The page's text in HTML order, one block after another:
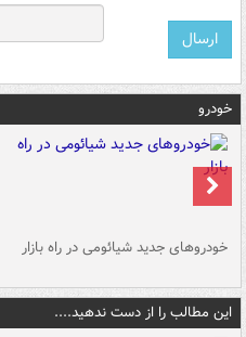
خودرو
خودروهای جدید شیائومی در راه بازار
این مطالب را از دست ندهید....